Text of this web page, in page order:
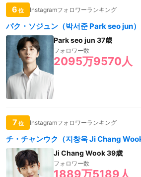
6 位 Instagramフォロワーランキング
パク・ソジュン（박서준 Park seo jun）
Park seo jun 37歳
フォロワー数
2095万9570人
7 位 Instagramフォロワーランキング
チ・チャンウク（지창욱 Ji Chang Wook
Ji Chang Wook 39歳
フォロワー数
1889万5189人